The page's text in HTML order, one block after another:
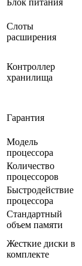
Блок питания
Слоты
расширения
Контроллер
хранилища
Гарантия
Модель
процессора
Количество
процессоров
Быстродействие
процессора
Стандартный
объем памяти
Жесткие диски в
комплекте